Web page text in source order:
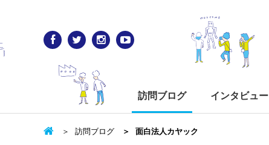
訪問ブログ インタビュー
訪問ブログ 面白法人カヤック